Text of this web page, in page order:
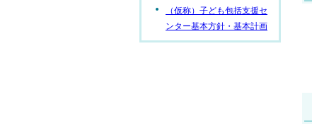
（仮称）子ども包括支援セ
ンター基本方針・基本計画